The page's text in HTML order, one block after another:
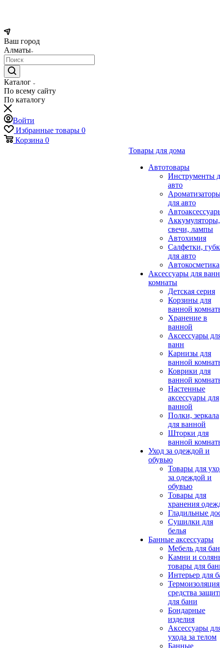
Ваш город
Алматы
Каталог
По всему сайту
По каталогу
Войти
Избранные товары 0
Корзина 0
Товары для дома
Автотовары
Инструменты
авто
для авто
Аккумуляторы,
свечи, лампы
Автохимия
Салфетки,
для авто
Автокосметика
Аксессуары для
комнаты
Детская серия
Корзины для
ванной
Хранение в
ванной
Аксессуары
ванн
Карнизы для
ванной
Коврики для
ванной
Настенные
аксессуары для
ванной
Полки, зеркала
для ванной
Шторки для
ванной
Уход за одеждой и
обувью
Товары для
за одеждой и
обувью
Товары для
хранения
Гладильные
Сушилки для
белья
Банные аксессуары
Мебель для
Камни и
товары для
Интерьер для
средства
для бани
Бондарные
изделия
Аксеcсуары
ухода за телом
Банные